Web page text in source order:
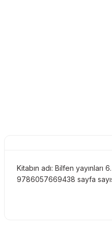
Kitabın adı: Bilfen
9786057669438 sayfa